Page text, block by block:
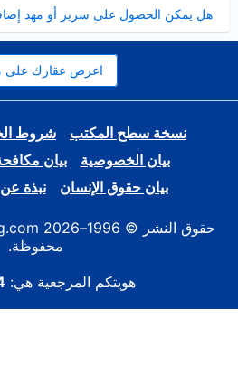
هل يمكن الحصول على سرير أو مهد
مصغر
اعرض عقارك على
نسخة سطح المكتب شروط
بيان الخصوصية
بيان
بيان حقوق الإنسان
نبذة عن Booking.com
محفوظة.
هويتكم المرجعية هي: